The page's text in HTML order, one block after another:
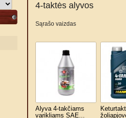
4-taktės alyvos
Sąrašo vaizdas
Alyva 4-takčiams
varikliams SAE...